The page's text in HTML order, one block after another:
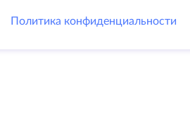
Политика конфиденциальности